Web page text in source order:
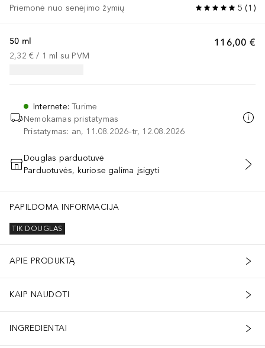
Priemonė nuo senėjimo žymių 5 (1 )
116,00 €
50 ml
2,32 € / 1 ml su PVM
Internete:Turime
Nemokamas pristatymas
Pristatymas: an, 11.08.2026–tr, 12.08.2026
PRIDĖTI Į KREPŠELĮ
Douglas parduotuvė
Parduotuvės, kuriose galima įsigyti
PAPILDOMA INFORMACIJA
TIK DOUGLAS
APIE PRODUKTĄ
KAIP NAUDOTI
INGREDIENTAI